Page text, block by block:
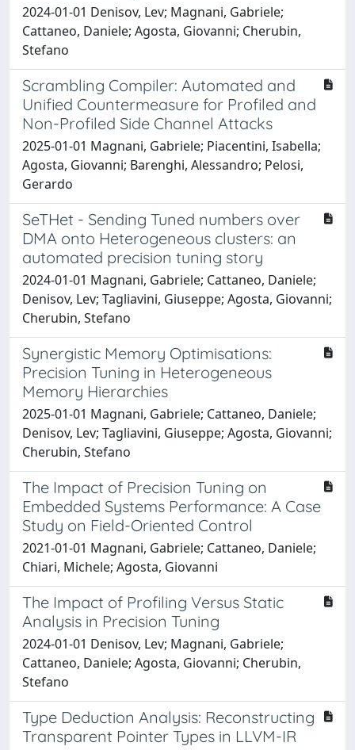
2024-01-01 Denisov, Lev; Magnani, Gabriele;
Cattaneo, Daniele; Agosta, Giovanni; Cherubin,
Stefano
Scrambling Compiler: Automated and
Unified Countermeasure for Profiled and
Non-Profiled Side Channel Attacks
2025-01-01 Magnani, Gabriele; Piacentini, Isabella;
Agosta, Giovanni; Barenghi, Alessandro; Pelosi,
Gerardo
SeTHet - Sending Tuned numbers over
DMA onto Heterogeneous clusters: an
automated precision tuning story
2024-01-01 Magnani, Gabriele; Cattaneo, Daniele;
Denisov, Lev; Tagliavini, Giuseppe; Agosta, Giovanni;
Cherubin, Stefano
Synergistic Memory Optimisations:
Precision Tuning in Heterogeneous
Memory Hierarchies
2025-01-01 Magnani, Gabriele; Cattaneo, Daniele;
Denisov, Lev; Tagliavini, Giuseppe; Agosta, Giovanni;
Cherubin, Stefano
The Impact of Precision Tuning on
Embedded Systems Performance: A Case
Study on Field-Oriented Control
2021-01-01 Magnani, Gabriele; Cattaneo, Daniele;
Chiari, Michele; Agosta, Giovanni
The Impact of Profiling Versus Static
Analysis in Precision Tuning
2024-01-01 Denisov, Lev; Magnani, Gabriele;
Cattaneo, Daniele; Agosta, Giovanni; Cherubin,
Stefano
Type Deduction Analysis: Reconstructing
Transparent Pointer Types in LLVM-IR